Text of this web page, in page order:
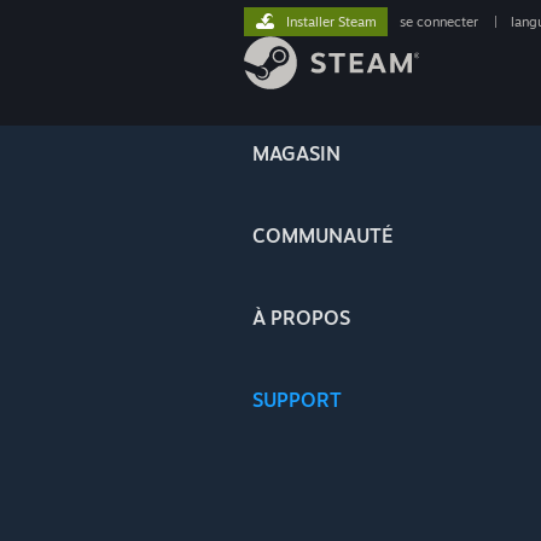
MAGASIN
COMMUNAUTÉ
À PROPOS
SUPPORT
Installer Steam se connecter